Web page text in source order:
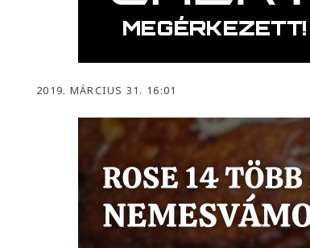
2019. MÁRCIUS 31. 16:01